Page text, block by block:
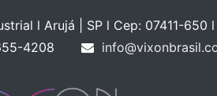
l Arujá | SP l Cep: 07411-650 l
5-4208